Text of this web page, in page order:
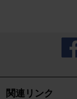
関連リンク